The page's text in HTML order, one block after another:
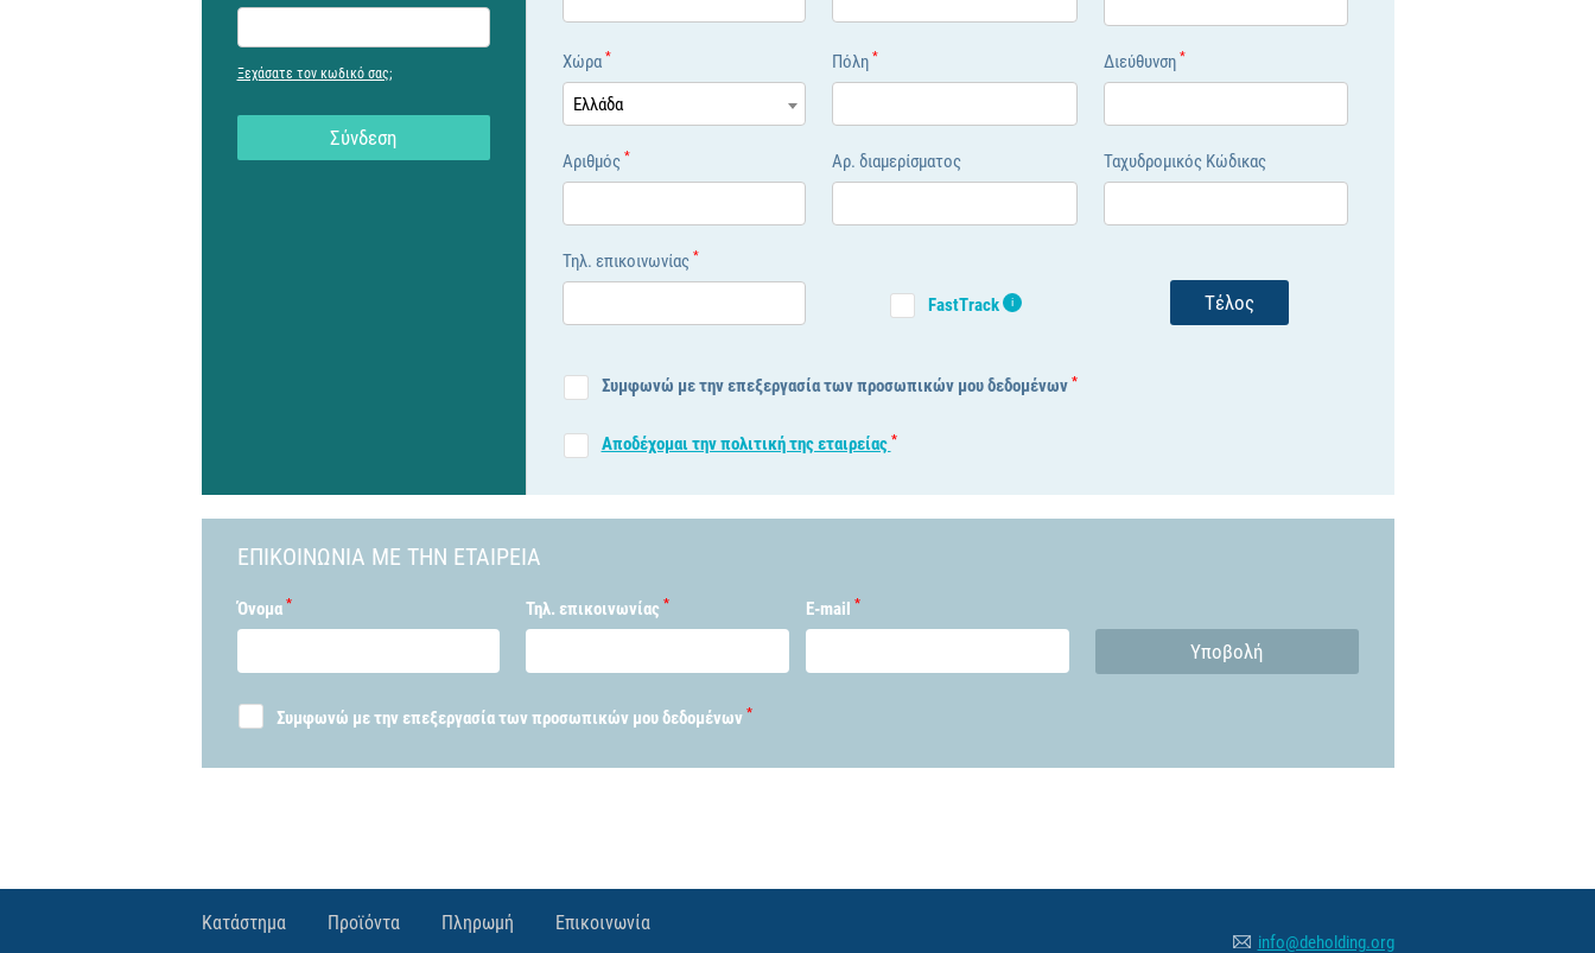
Ξεχάσατε τον κωδικό σας;
Σύνδεση
Χώρα *
Ελλάδα
Πόλη* Διεύθυνση*
Αριθμός * Αρ. διαμερίσματος Ταχυδρομικός Κώδικας
Τηλ. επικοινωνίας *
FastTrack i Τέλος
Συμφωνώ με την επεξεργασία των προσωπικών μου δεδομένων *
Αποδέχομαι την πολιτική της εταιρείας *
ΕΠΙΚΟΙΝΩΝIΑ ΜΕ ΤΗΝ ΕΤΑΙΡΕIΑ
Όνομα * Τηλ. επικοινωνίας * E-mail *
Υποβολή
Συμφωνώ με την επεξεργασία των προσωπικών μου δεδομένων *
Κατάστημα Προϊόντα Πληρωμή Επικοινωνία
info@deholding.org